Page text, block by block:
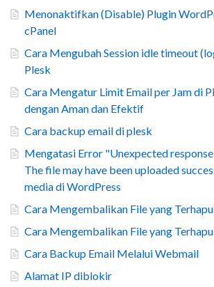
Menonaktifkan (Disable) Plugin
cPanel
Cara Mengubah Session idle timeout
Plesk
Cara Mengatur Limit Email per Jam di
dengan Aman dan Efektif
Cara backup email di plesk
Mengatasi Error "Unexpected
The file may have been uploaded
media di WordPress
Cara Mengembalikan File yang
Cara Mengembalikan File yang
Cara Backup Email Melalui Webmail
Alamat IP diblokir